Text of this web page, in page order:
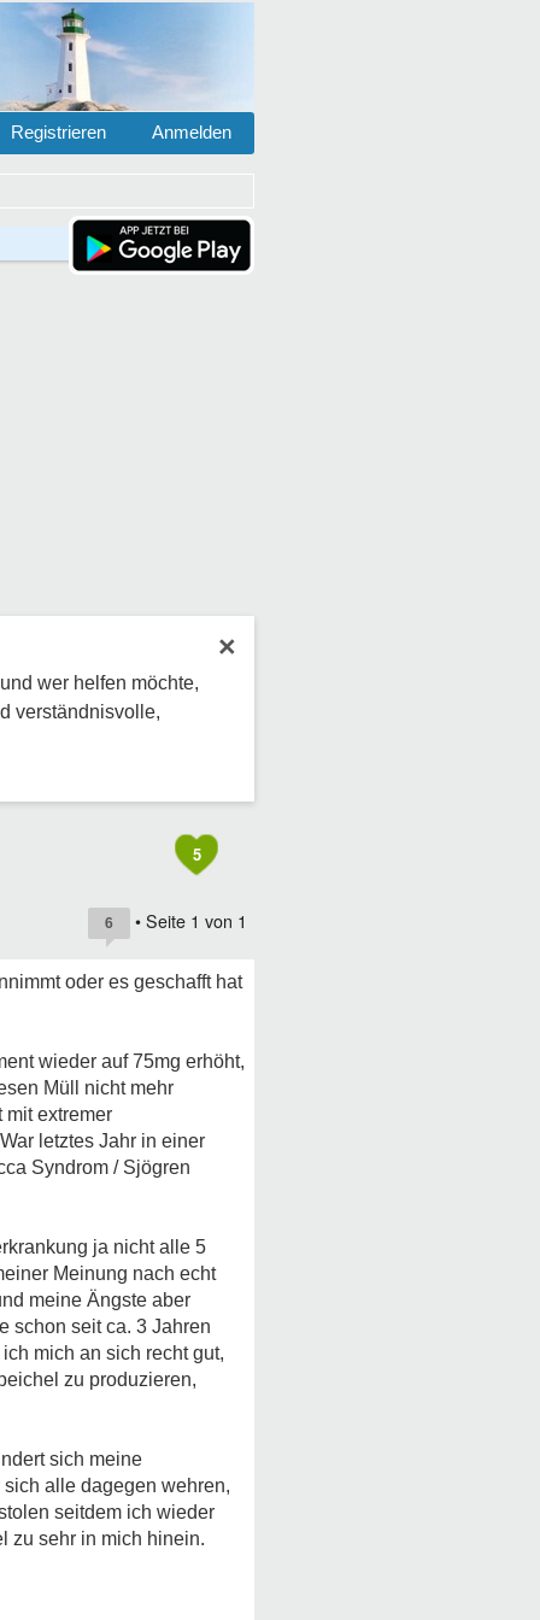
Anmelden
Registrieren
×
wer helfen möchte,
verständnisvolle,
5
6 • Seite 1 von 1
oder es geschafft hat
wieder auf 75mg erhöht,
Müll nicht mehr
mit extremer
letztes Jahr in einer
Syndrom / Sjögren
ja nicht alle 5
Meinung nach echt
meine Ängste aber
schon seit ca. 3 Jahren
mich an sich recht gut,
zu produzieren,
sich meine
alle dagegen wehren,
seitdem ich wieder
zu sehr in mich hinein.